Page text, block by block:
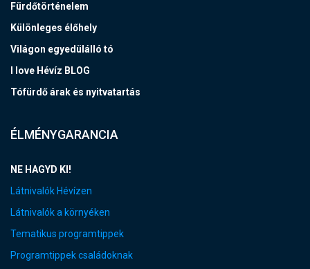
Fürdőtörténelem
Különleges élőhely
Világon egyedülálló tó
I love Hévíz BLOG
Tófürdő árak és nyitvatartás
ÉLMÉNYGARANCIA
NE HAGYD KI!
Látnivalók Hévízen
Látnivalók a környéken
Tematikus programtippek
Programtippek családoknak